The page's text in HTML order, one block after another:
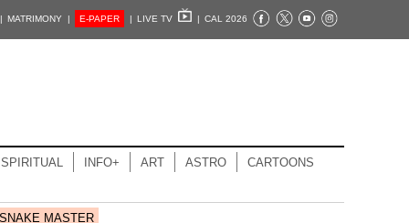
| MATRIMONY | E-PAPER | LIVE TV | CAL 2026
SPIRITUAL INFO+ ART ASTRO CARTOONS
SNAKE MASTER